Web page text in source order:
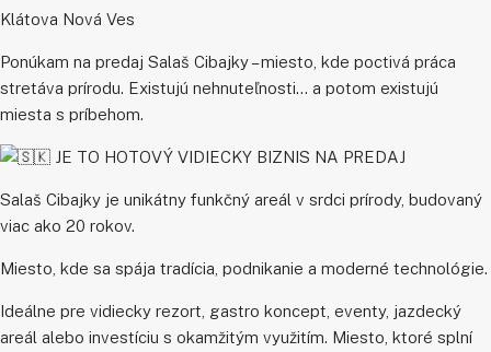
Klátova Nová Ves
Ponúkam na predaj Salaš Cibajky – miesto, kde poctivá práca
stretáva prírodu. Existujú nehnuteľnosti… a potom existujú
miesta s príbehom.
JE TO HOTOVÝ VIDIECKY BIZNIS NA PREDAJ
Salaš Cibajky je unikátny funkčný areál v srdci prírody, budovaný
viac ako 20 rokov.
Miesto, kde sa spája tradícia, podnikanie a moderné technológie.
Ideálne pre vidiecky rezort, gastro koncept, eventy, jazdecký
areál alebo investíciu s okamžitým využitím. Miesto, ktoré splní